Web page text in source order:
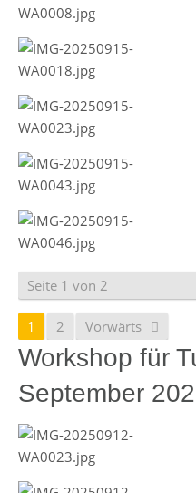
Seite 1 von 2
1 2 Vorwärts
Workshop für
September